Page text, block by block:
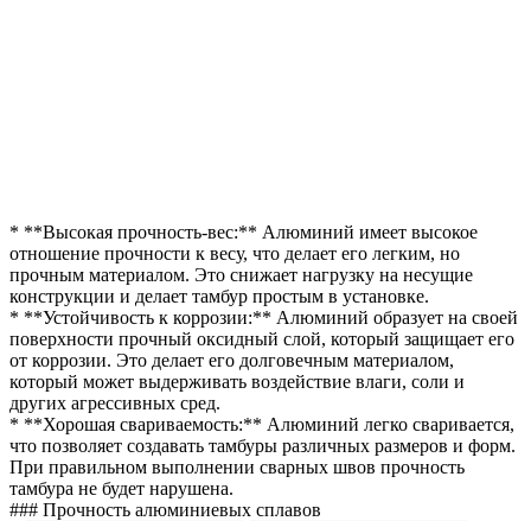
* **Высокая прочность-вес:** Алюминий имеет высокое
отношение прочности к весу, что делает его легким, но
прочным материалом. Это снижает нагрузку на несущие
конструкции и делает тамбур простым в установке.
* **Устойчивость к коррозии:** Алюминий образует на своей
поверхности прочный оксидный слой, который защищает его
от коррозии. Это делает его долговечным материалом,
который может выдерживать воздействие влаги, соли и
других агрессивных сред.
* **Хорошая свариваемость:** Алюминий легко сваривается,
что позволяет создавать тамбуры различных размеров и форм.
При правильном выполнении сварных швов прочность
тамбура не будет нарушена.
### Прочность алюминиевых сплавов